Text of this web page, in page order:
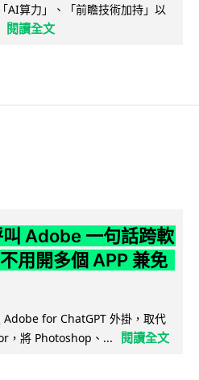
AI算力」、「前瞻技術加持」以
閱讀全文
Adobe 一句話跨軟
用開多個 APP 兼免
for ChatGPT 外掛，取代
，將 Photoshop、...
閱讀全文